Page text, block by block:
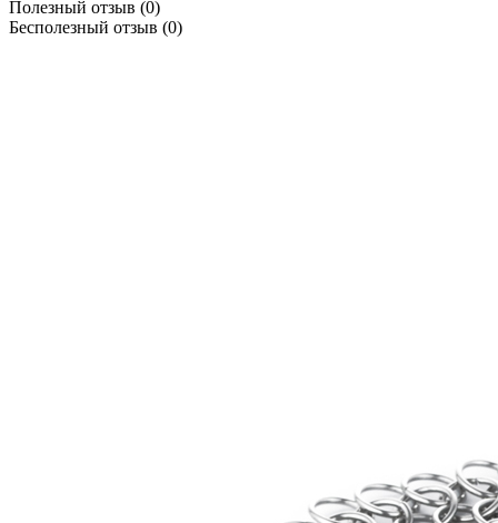
Полезный отзыв (0)
Бесполезный отзыв (0)